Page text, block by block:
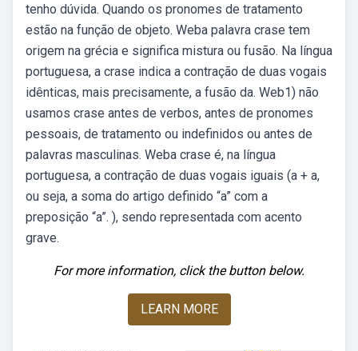
tenho dúvida. Quando os pronomes de tratamento
estão na função de objeto. Weba palavra crase tem
origem na grécia e significa mistura ou fusão. Na língua
portuguesa, a crase indica a contração de duas vogais
idênticas, mais precisamente, a fusão da. Web1) não
usamos crase antes de verbos, antes de pronomes
pessoais, de tratamento ou indefinidos ou antes de
palavras masculinas. Weba crase é, na língua
portuguesa, a contração de duas vogais iguais (a + a,
ou seja, a soma do artigo definido “a” com a
preposição “a”. ), sendo representada com acento
grave.
For more information, click the button below.
LEARN MORE